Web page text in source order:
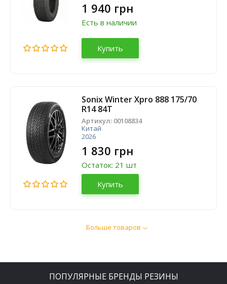
1 940 грн
Есть в наличии
Купить
Sonix Winter Xpro 888 175/70
R14 84T
Артикул: 00108834
Китай
2026
1 830 грн
Остаток: 21 шт
Купить
Больше товаров
ПОПУЛЯРНЫЕ БРЕНДЫ РЕЗИНЫ